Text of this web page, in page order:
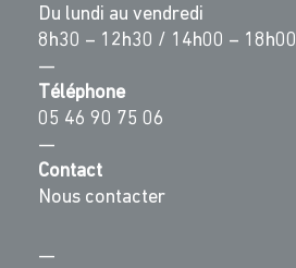
Du lundi au vendredi
8h30 – 12h30 / 14h00 – 18h00
—
Téléphone
05 46 90 75 06
—
Contact
Nous contacter
—